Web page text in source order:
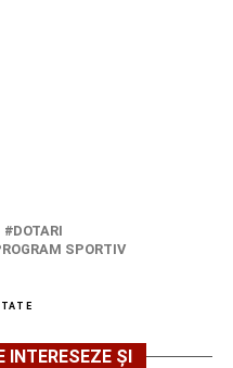
DOTARI
SPORTIV
INTERESEZE ȘI